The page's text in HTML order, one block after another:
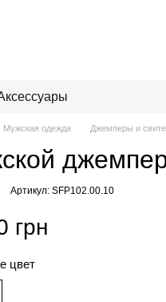
Мужская одежда Джемперы и
Артикул: SFP102.00.10
грн
цвет